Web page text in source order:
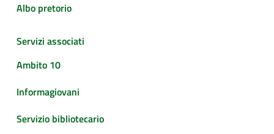
Albo pretorio
Servizi associati
Ambito 10
Informagiovani
Servizio bibliotecario